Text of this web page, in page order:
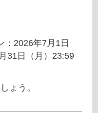
：2026年7月1日
31日（月）23:59
ょう。